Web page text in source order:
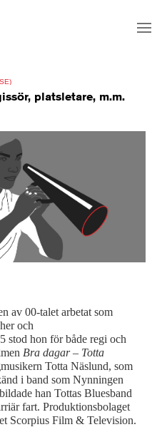
platsletare, m.m.
av 00-talet arbetat som
och
stod hon för både regi och
Bra dagar – Totta
Totta Näslund, som
i band som Nynningen
han Tottas Bluesband
fart. Produktionsbolaget
Scorpius Film & Television.